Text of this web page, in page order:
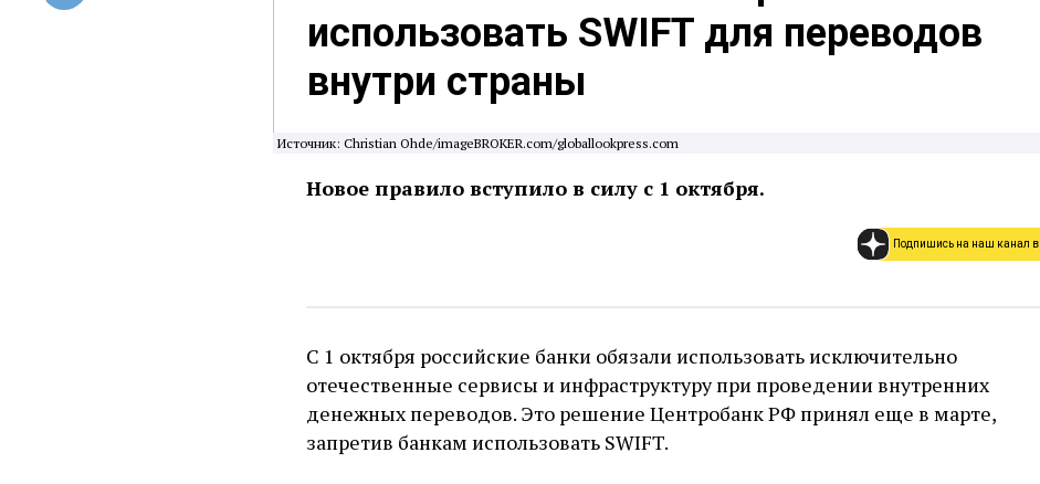
использовать SWIFT для переводов
внутри страны
Источник: Christian Ohde/imageBROKER.com/globallookpress.com
Новое правило вступило в силу с 1 октября.
Подпишись на наш канал в
С 1 октября российские банки обязали использовать исключительно
отечественные сервисы и инфраструктуру при проведении внутренних
денежных переводов. Это решение Центробанк РФ принял еще в марте,
запретив банкам использовать SWIFT.